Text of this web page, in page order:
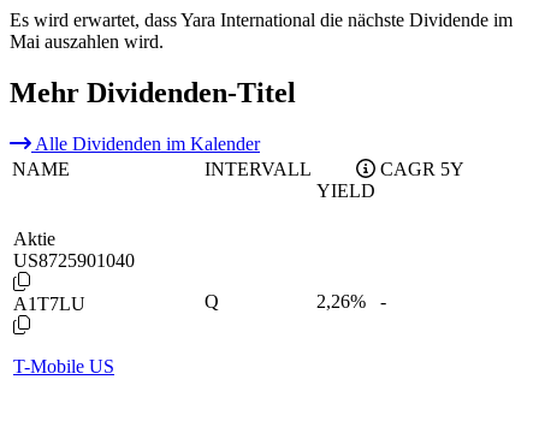
Es wird erwartet, dass Yara International die nächste Dividende im
Mai auszahlen wird.
Mehr Dividenden-Titel
Alle Dividenden im Kalender
NAME
INTERVALL
YIELD
CAGR 5Y
Aktie
US8725901040
A1T7LU
T-Mobile US
Q 2,26% -